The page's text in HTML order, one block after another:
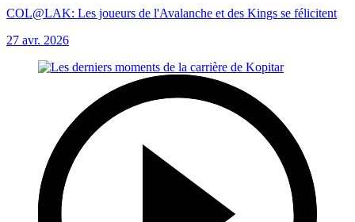
COL@LAK: Les joueurs de l'Avalanche et des Kings se félicitent
27 avr. 2026